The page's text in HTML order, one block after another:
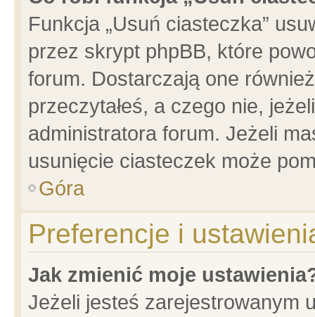
Funkcja „Usuń ciasteczka”
przez skrypt phpBB, które
forum. Dostarczają one
przeczytałeś, a czego nie,
administratora forum. Jeżeli
usunięcie ciasteczek może
Góra
Preferencje i
Jak zmienić moje
Jeżeli jesteś zarejestrowanym